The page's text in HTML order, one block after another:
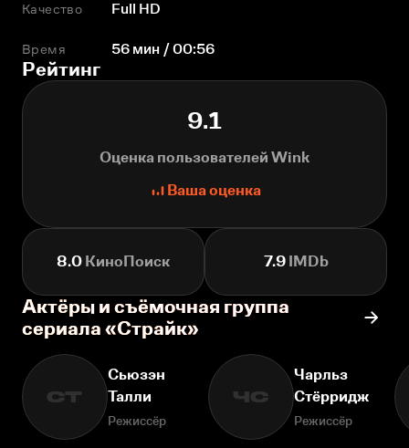
Качество Full HD
Время 56 мин / 00:56
Рейтинг
9.1
Оценка пользователей Wink
Ваша оценка
8.0 КиноПоиск 7.9IMDb
Актёры и съёмочная группа
сериала «Страйк»
СТ
Сьюзэн
Талли
Режиссёр
ЧС
Чарльз
Стёрридж
Режиссёр